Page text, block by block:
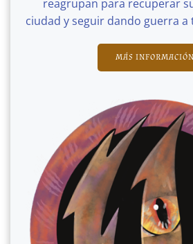
reagrupan para recuperar
ciudad y seguir dando guerra a
MÁS INFORMACIÓN